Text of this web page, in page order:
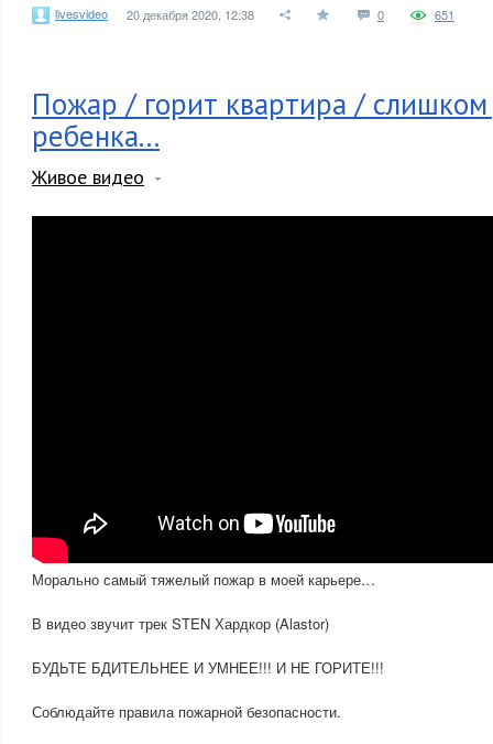
livesvideo 20 декабря 2020, 12:38 0 651
Пожар / горит квартира / слишком
ребенка...
Живое видео
Морально самый тяжелый пожар в моей карьере…
В видео звучит трек STEN Хардкор (Alastor)
БУДЬТЕ БДИТЕЛЬНЕЕ И УМНЕЕ!!! И НЕ ГОРИТЕ!!!
Соблюдайте правила пожарной безопасности.